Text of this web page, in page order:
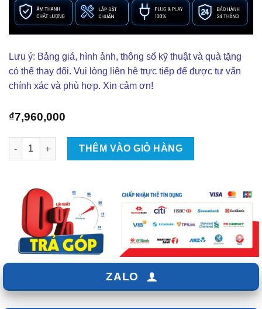
Lưu ý: Bảng giá, hình ảnh, thông số kỹ thuật và quà tặng
có thể thay đổi. Vui lòng liên hê trực tiếp để được tư vấn
chính xác và phù hợp. Xin cảm ơn!
₫7,960,000
Combo Âm thanh Cho Mitsubishi Destinator - Giá 7TR960 số
THÊM VÀO GIỎ HÀNG
ZALO